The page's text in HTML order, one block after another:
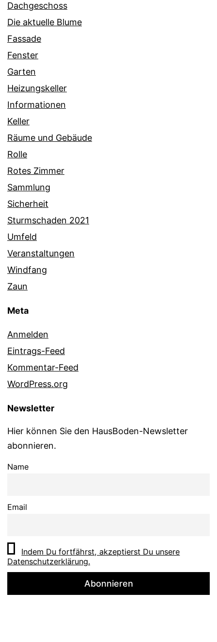
Dachgeschoss
Die aktuelle Blume
Fassade
Fenster
Garten
Heizungskeller
Informationen
Keller
Räume und Gebäude
Rolle
Rotes Zimmer
Sammlung
Sicherheit
Sturmschaden 2021
Umfeld
Veranstaltungen
Windfang
Zaun
Meta
Anmelden
Eintrags-Feed
Kommentar-Feed
WordPress.org
Newsletter
Hier können Sie den HausBoden-Newsletter
abonnieren.
Name
Email
Indem Du fortfährst, akzeptierst Du unsere
Datenschutzerklärung.